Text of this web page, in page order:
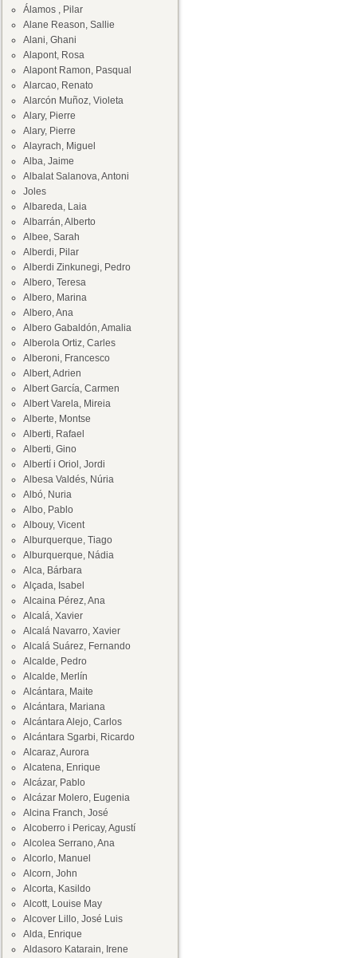
Álamos , Pilar
Alane Reason, Sallie
Alani, Ghani
Alapont, Rosa
Alapont Ramon, Pasqual
Alarcao, Renato
Alarcón Muñoz, Violeta
Alary, Pierre
Alary, Pierre
Alayrach, Miguel
Alba, Jaime
Albalat Salanova, Antoni
Joles
Albareda, Laia
Albarrán, Alberto
Albee, Sarah
Alberdi, Pilar
Alberdi Zinkunegi, Pedro
Albero, Teresa
Albero, Marina
Albero, Ana
Albero Gabaldón, Amalia
Alberola Ortiz, Carles
Alberoni, Francesco
Albert, Adrien
Albert García, Carmen
Albert Varela, Mireia
Alberte, Montse
Alberti, Rafael
Alberti, Gino
Albertí i Oriol, Jordi
Albesa Valdés, Núria
Albó, Nuria
Albo, Pablo
Albouy, Vicent
Alburquerque, Tiago
Alburquerque, Nádia
Alca, Bárbara
Alçada, Isabel
Alcaina Pérez, Ana
Alcalá, Xavier
Alcalá Navarro, Xavier
Alcalá Suárez, Fernando
Alcalde, Pedro
Alcalde, Merlín
Alcántara, Maite
Alcántara, Mariana
Alcántara Alejo, Carlos
Alcántara Sgarbi, Ricardo
Alcaraz, Aurora
Alcatena, Enrique
Alcázar, Pablo
Alcázar Molero, Eugenia
Alcina Franch, José
Alcoberro i Pericay, Agustí
Alcolea Serrano, Ana
Alcorlo, Manuel
Alcorn, John
Alcorta, Kasildo
Alcott, Louise May
Alcover Lillo, José Luis
Alda, Enrique
Aldasoro Katarain, Irene